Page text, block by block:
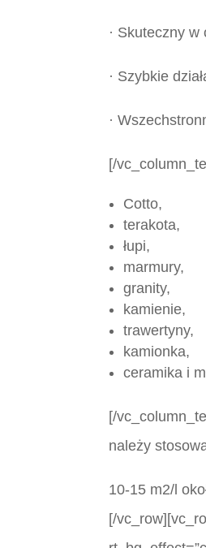
· Skuteczny
· Szybkie
·
[/
Cotto,
terakota,
łupi,
marmury,
granity,
kamienie,
trawertyny,
kamionka,
ceramika i
[/
należy
10-15 m2/l
[/